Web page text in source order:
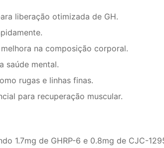
liberação otimizada de GH.
na composição corporal.
saúde mental.
rugas e linhas finas.
para recuperação muscular.
1.7mg de GHRP-6 e 0.8mg de CJC-